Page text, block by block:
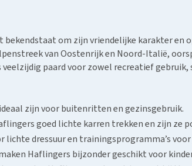
om zijn vriendelijke karakter en
van Oostenrijk en Noord-Italië,
paard voor zowel recreatief
zijn voor buitenritten en gezinsgebruik.
goed lichte karren trekken en zijn ze
dressuur en trainingsprogramma’s
Haflingers bijzonder geschikt voor